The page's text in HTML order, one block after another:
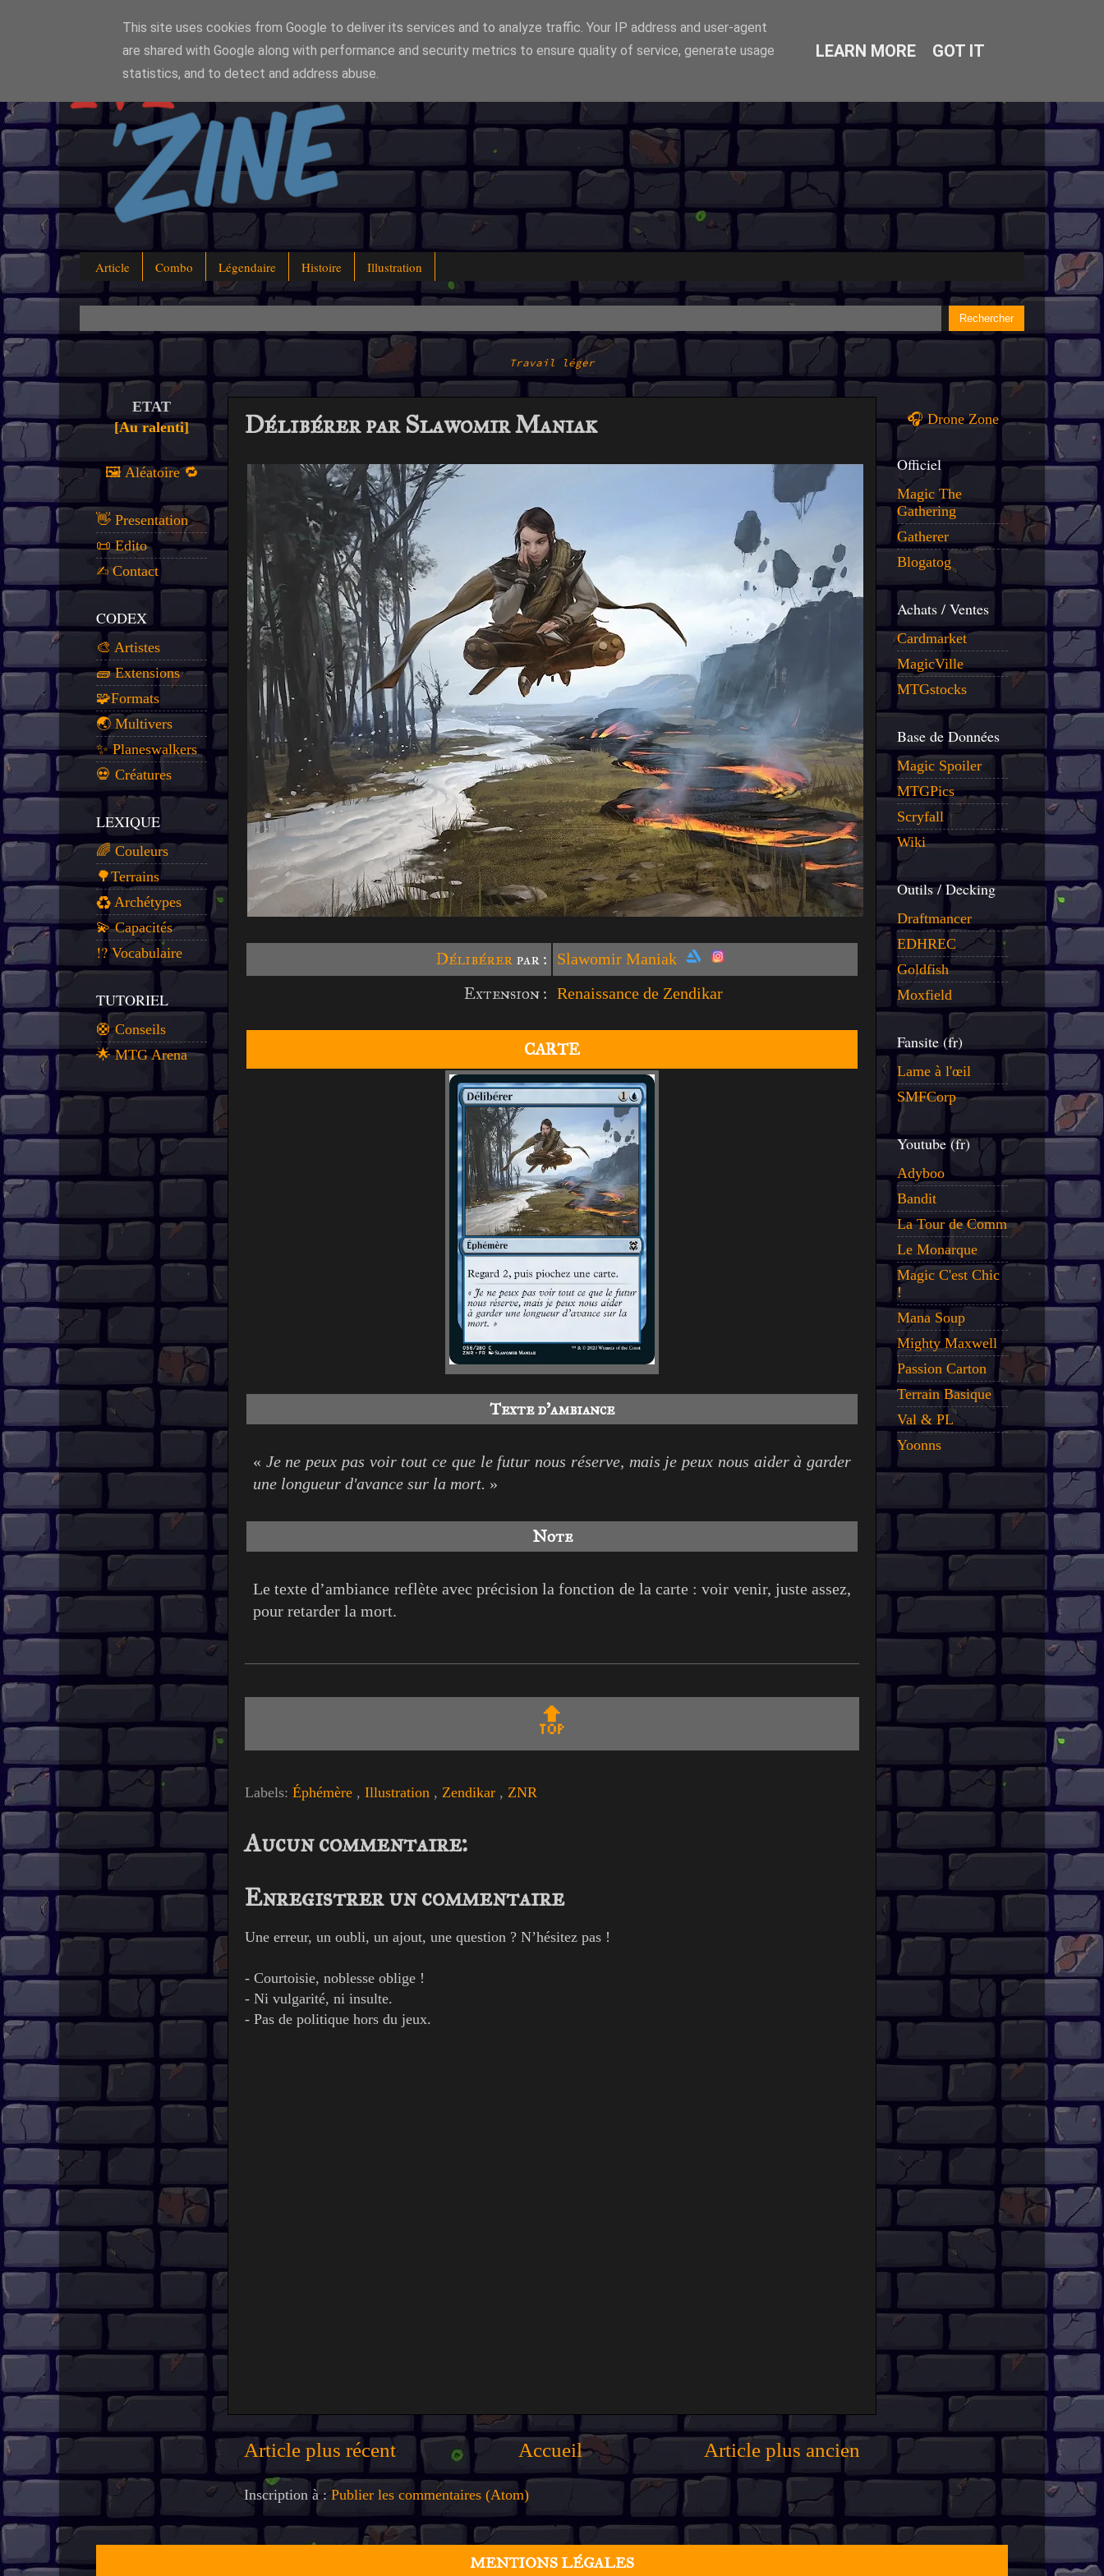
Article Combo Légendaire Histoire Illustration
Travail léger
Délibérer par Slawomir Maniak
Délibérer par : Slawomir Maniak
Extension : Renaissance de Zendikar
CARTE
Texte d'ambiance
« Je ne peux pas voir tout ce que le futur nous réserve, mais je peux nous aider à garder
une longueur d'avance sur la mort. »
Note
Le texte d’ambiance reflète avec précision la fonction de la carte : voir venir, juste assez,
pour retarder la mort.
🔝
Labels: Éphémère , Illustration , Zendikar , ZNR
Aucun commentaire:
Enregistrer un commentaire
Une erreur, un oubli, un ajout, une question ? N’hésitez pas !
- Courtoisie, noblesse oblige !
- Ni vulgarité, ni insulte.
- Pas de politique hors du jeux.
Article plus récent Article plus ancien
Accueil
Inscription à :Publier les commentaires (Atom)
ETAT
[Au ralenti]
🖼️ Aléatoire 🔁
👋 Presentation
📜 Edito
✍️ Contact
CODEX
🎨 Artistes
🧱 Extensions
🧩Formats
🌏 Multivers
✨ Planeswalkers
💀 Créatures
LEXIQUE
🌈 Couleurs
🌳Terrains
♻️ Archétypes
💫 Capacités
⁉️ Vocabulaire
TUTORIEL
🛟 Conseils
🌟 MTG Arena
🎧 Drone Zone
Officiel
Magic The
Gathering
Gatherer
Blogatog
Achats / Ventes
Cardmarket
MagicVille
MTGstocks
Base de Données
Magic Spoiler
MTGPics
Scryfall
Wiki
Outils / Decking
Draftmancer
EDHREC
Goldfish
Moxfield
Fansite (fr)
Lame à l'œil
SMFCorp
Youtube (fr)
Adyboo
Bandit
La Tour de Comm
Le Monarque
Magic C'est Chic
!
Mana Soup
Mighty Maxwell
Passion Carton
Terrain Basique
Val & PL
Yoonns
MENTIONS LÉGALES
This site uses cookies from Google to deliver its services and to analyze traffic. Your IP address and user-agent
are shared with Google along with performance and security metrics to ensure quality of service, generate usage
statistics, and to detect and address abuse.
LEARN MORE GOT IT